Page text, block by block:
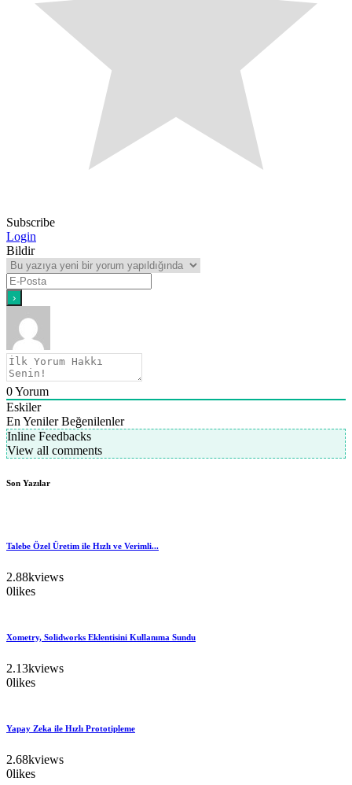
Subscribe
Login
Bildir
0Yorum
Eskiler
En Yeniler Beğenilenler
Inline Feedbacks
View all comments
Son Yazılar
Talebe Özel Üretim ile Hızlı ve Verimli...
2.88kviews
0likes
Xometry, Solidworks Eklentisini Kullanıma Sundu
2.13kviews
0likes
Yapay Zeka ile Hızlı Prototipleme
2.68kviews
0likes